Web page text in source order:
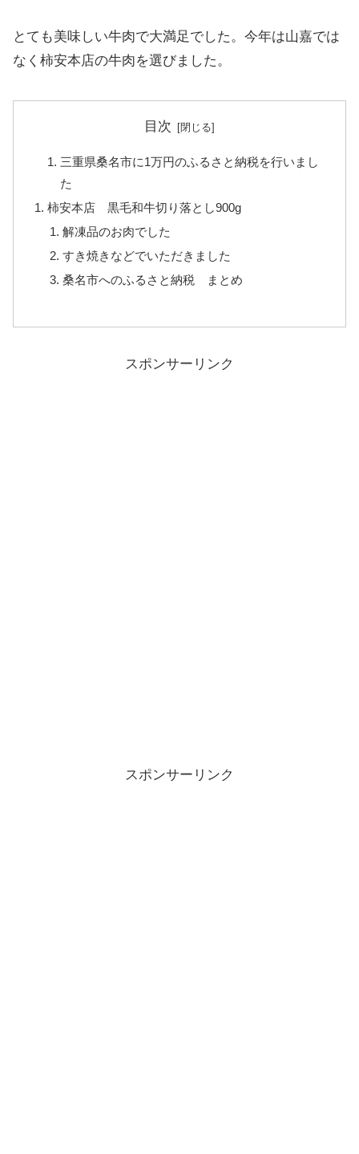
とても美味しい牛肉で大満足でした。今年は山嘉では
なく柿安本店の牛肉を選びました。
目次
三重県桑名市に1万円のふるさと納税を行いまし
た
柿安本店 黒毛和牛切り落とし900g
解凍品のお肉でした
すき焼きなどでいただきました
桑名市へのふるさと納税 まとめ
スポンサーリンク
スポンサーリンク